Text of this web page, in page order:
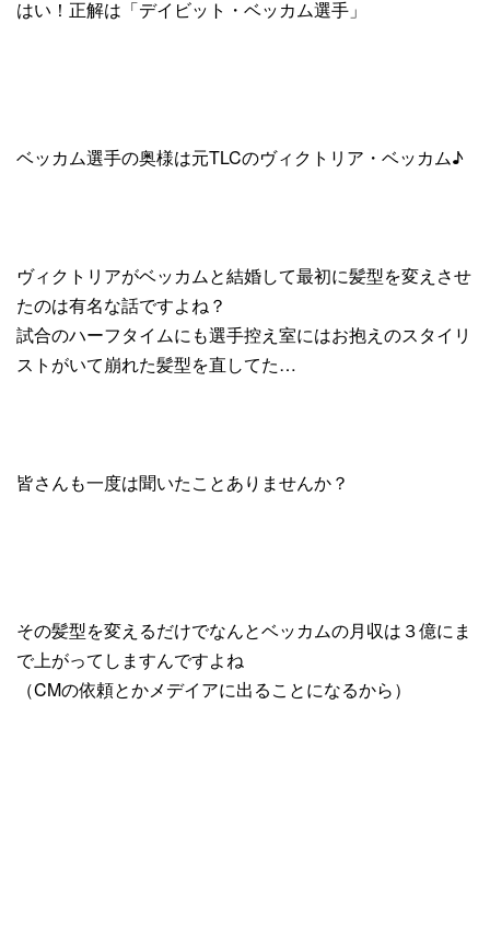
はい！正解は「デイビット・ベッカム選手」
ベッカム選手の奥様は元TLCのヴィクトリア・ベッカム♪
ヴィクトリアがベッカムと結婚して最初に髪型を変えさせ
たのは有名な話ですよね？
試合のハーフタイムにも選手控え室にはお抱えのスタイリ
ストがいて崩れた髪型を直してた…
皆さんも一度は聞いたことありませんか？
その髪型を変えるだけでなんとベッカムの月収は３億にま
で上がってしますんですよね
（CMの依頼とかメデイアに出ることになるから）